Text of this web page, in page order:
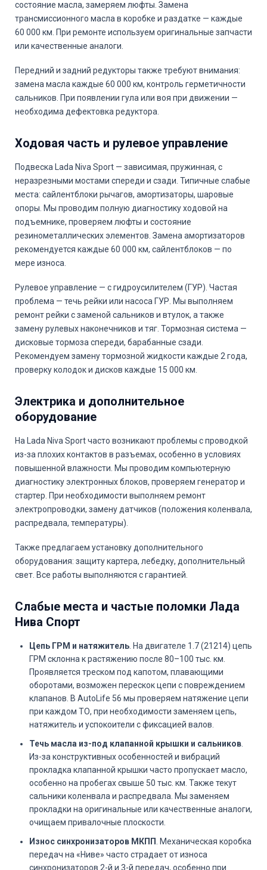
состояние масла, замеряем люфты. Замена
трансмиссионного масла в коробке и раздатке — каждые
60 000 км. При ремонте используем оригинальные запчасти
или качественные аналоги.
Передний и задний редукторы также требуют внимания:
замена масла каждые 60 000 км, контроль герметичности
сальников. При появлении гула или воя при движении —
необходима дефектовка редуктора.
Ходовая часть и рулевое управление
Подвеска Lada Niva Sport — зависимая, пружинная, с
неразрезными мостами спереди и сзади. Типичные слабые
места: сайлентблоки рычагов, амортизаторы, шаровые
опоры. Мы проводим полную диагностику ходовой на
подъемнике, проверяем люфты и состояние
резинометаллических элементов. Замена амортизаторов
рекомендуется каждые 60 000 км, сайлентблоков — по
мере износа.
Рулевое управление — с гидроусилителем (ГУР). Частая
проблема — течь рейки или насоса ГУР. Мы выполняем
ремонт рейки с заменой сальников и втулок, а также
замену рулевых наконечников и тяг. Тормозная система —
дисковые тормоза спереди, барабанные сзади.
Рекомендуем замену тормозной жидкости каждые 2 года,
проверку колодок и дисков каждые 15 000 км.
Электрика и дополнительное
оборудование
На Lada Niva Sport часто возникают проблемы с проводкой
из-за плохих контактов в разъемах, особенно в условиях
повышенной влажности. Мы проводим компьютерную
диагностику электронных блоков, проверяем генератор и
стартер. При необходимости выполняем ремонт
электропроводки, замену датчиков (положения коленвала,
распредвала, температуры).
Также предлагаем установку дополнительного
оборудования: защиту картера, лебедку, дополнительный
свет. Все работы выполняются с гарантией.
Слабые места и частые поломки Лада
Нива Спорт
Цепь ГРМ и натяжитель . На двигателе 1.7 (21214) цепь
ГРМ склонна к растяжению после 80–100 тыс. км.
Проявляется треском под капотом, плавающими
оборотами, возможен перескок цепи с повреждением
клапанов. В AutoLife 56 мы проверяем натяжение цепи
при каждом ТО, при необходимости заменяем цепь,
натяжитель и успокоители с фиксацией валов.
Течь масла из-под клапанной крышки и сальников
Из-за конструктивных особенностей и вибраций
прокладка клапанной крышки часто пропускает масло,
особенно на пробегах свыше 50 тыс. км. Также текут
сальники коленвала и распредвала. Мы заменяем
прокладки на оригинальные или качественные аналоги,
очищаем привалочные плоскости.
Износ синхронизаторов МКПП
. Механическая коробка
передач на «Ниве» часто страдает от износа
синхронизаторов 2-й и 3-й передач, особенно при